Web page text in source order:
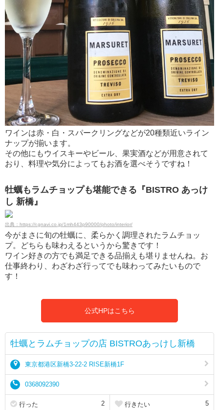
ワインは赤・白・スパークリングなどが20種類近いライン
ナップが揃います。
その他にもウイスキーやビール、果実酒などが用意されて
おり、料理や気分によってもお酒を選べそうですね！
牡蠣もラムチョップも堪能できる『BISTRO あっけ
し 新橋』
出典：https://r.gnavi.co.jp/1mh443p90000/photo/interior/
今がまさに旬の牡蠣に、柔らかく調理されたラムチョッ
プ。どちらも味わえるというから驚きです！
ワイン好きの方でも満足できる品揃えも堪りませんね。お
仕事終わり、わざわざ行ってでも味わってみたいもので
す！
公式HPはこちら
牡蠣とラムチョップの店 BISTROあっけし新橋
東京都港区新橋3-22-2 RISE新橋1F
0368092390
行った 2 行きたい 5